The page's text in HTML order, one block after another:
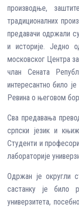
производње,
традиционалних
предавачи одржали
и историје. Једно
московског Центра
члан Сената
интересантно било
Ревина о његовом
Сва предавања
српски језик и
Студенти и
лабораторије
Одржан је округли
састанку је било
универзитета,